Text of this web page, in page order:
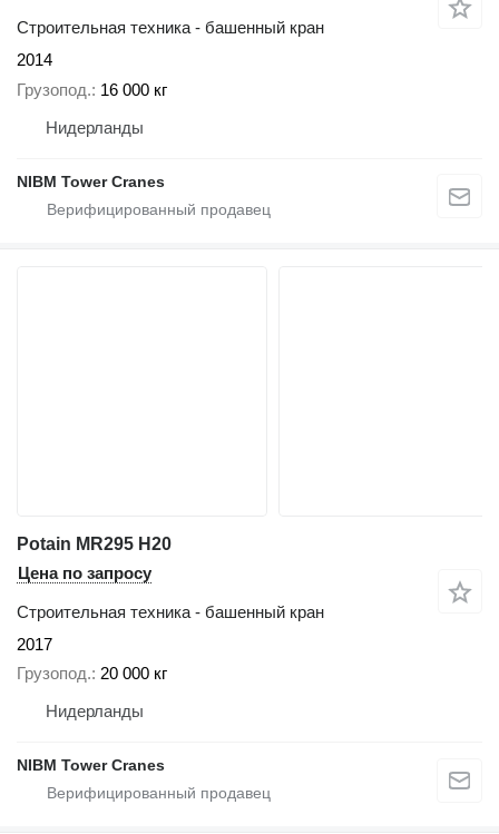
Строительная техника - башенный кран
2014
Грузопод. 16 000 кг
Нидерланды
NIBM Tower Cranes
Potain MR295 H20
Цена по запросу
Строительная техника - башенный кран
2017
Грузопод. 20 000 кг
Нидерланды
NIBM Tower Cranes